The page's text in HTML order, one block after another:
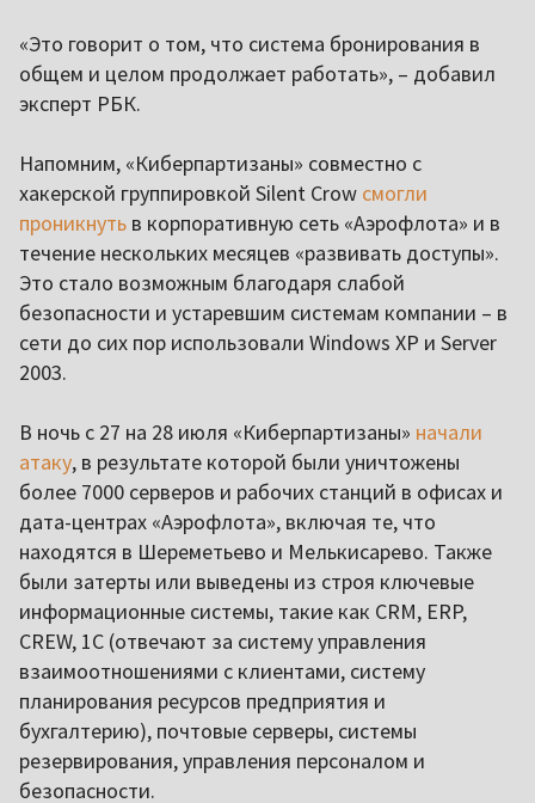
«Это говорит о том, что система бронирования в
общем и целом продолжает работать», – добавил
эксперт РБК.
Напомним, «Киберпартизаны» совместно с
хакерской группировкой Silent Crow смогли
проникнуть в корпоративную сеть «Аэрофлота» и в
течение нескольких месяцев «развивать доступы».
Это стало возможным благодаря слабой
безопасности и устаревшим системам компании – в
сети до сих пор использовали Windows XP и Server
2003.
В ночь с 27 на 28 июля «Киберпартизаны» начали
атаку, в результате которой были уничтожены
более 7000 серверов и рабочих станций в офисах и
дата-центрах «Аэрофлота», включая те, что
находятся в Шереметьево и Мелькисарево. Также
были затерты или выведены из строя ключевые
информационные системы, такие как CRM, ERP,
CREW, 1С (отвечают за систему управления
взаимоотношениями с клиентами, систему
планирования ресурсов предприятия и
бухгалтерию), почтовые серверы, системы
резервирования, управления персоналом и
безопасности.